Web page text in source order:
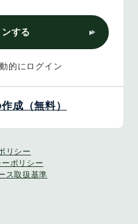
する
的にログイン
成（無料）
リシー
ポリシー
ス取扱基準